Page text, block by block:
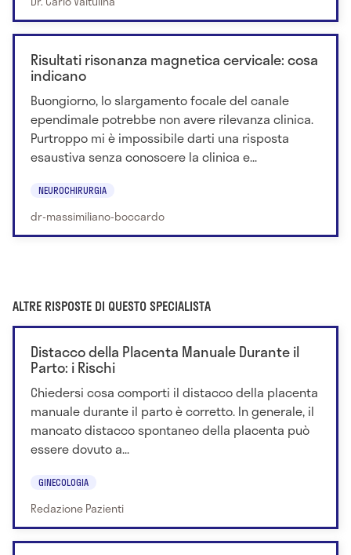
Risultati risonanza magnetica cervicale: cosa
indicano
Buongiorno, lo slargamento focale del canale
ependimale potrebbe non avere rilevanza clinica.
Purtroppo mi è impossibile darti una risposta
esaustiva senza conoscere la clinica e...
NEUROCHIRURGIA
dr-massimiliano-boccardo
ALTRE RISPOSTE DI QUESTO SPECIALISTA
Distacco della Placenta Manuale Durante il
Parto: i Rischi
Chiedersi cosa comporti il distacco della placenta
manuale durante il parto è corretto. In generale, il
mancato distacco spontaneo della placenta può
essere dovuto a...
GINECOLOGIA
Redazione Pazienti